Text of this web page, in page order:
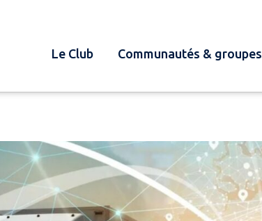
Le Club Communautés & groupes